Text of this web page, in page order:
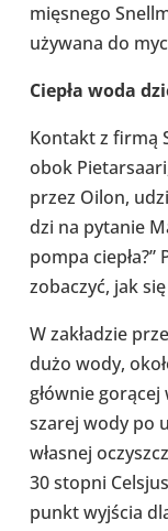
mię­snego
używana do
Ciepła woda
Kontakt z firmą
obok
przez Oilon,
dzi na pytanie
pompa
zoba­czyć, jak
W zakła­dzie
dużo wody,
głównie
szarej wody po
własnej
30 stopni
punkt wyjścia